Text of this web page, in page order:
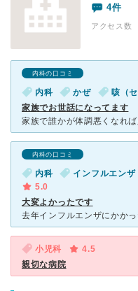
4件
アクセス数
内科の口コミ
内科 かぜ 咳（セ
家族でお世話になってます
内科の口コミ
内科 インフルエンザ
5.0
大変よかったです
小児科
4.5
親切な病院